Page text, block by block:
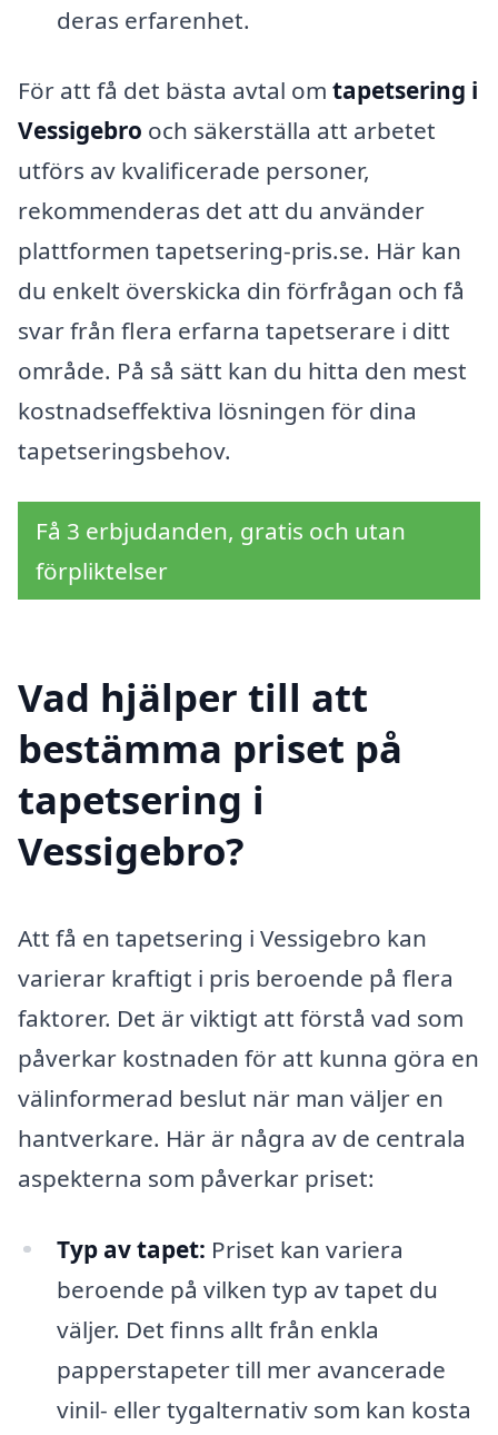
deras erfarenhet.
För att få det bästa avtal om tapetsering i
Vessigebro och säkerställa att arbetet
utförs av kvalificerade personer,
rekommenderas det att du använder
plattformen tapetsering-pris.se. Här kan
du enkelt överskicka din förfrågan och få
svar från flera erfarna tapetserare i ditt
område. På så sätt kan du hitta den mest
kostnadseffektiva lösningen för dina
tapetseringsbehov.
Få 3 erbjudanden, gratis och utan
förpliktelser
Vad hjälper till att
bestämma priset på
tapetsering i
Vessigebro?
Att få en tapetsering i Vessigebro kan
varierar kraftigt i pris beroende på flera
faktorer. Det är viktigt att förstå vad som
påverkar kostnaden för att kunna göra en
välinformerad beslut när man väljer en
hantverkare. Här är några av de centrala
aspekterna som påverkar priset:
Typ av tapet: Priset kan variera
beroende på vilken typ av tapet du
väljer. Det finns allt från enkla
papperstapeter till mer avancerade
vinil- eller tygalternativ som kan kosta